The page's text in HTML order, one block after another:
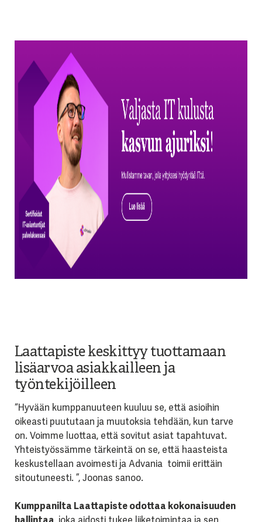
Laattapiste keskittyy tuottamaan
lisäarvoa asiakkailleen ja
työntekijöilleen
“Hyvään kumppanuuteen kuuluu se, että asioihin
oikeasti puututaan ja muutoksia tehdään, kun tarve
on. Voimme luottaa, että sovitut asiat tapahtuvat.
Yhteistyössämme tärkeintä on se, että haasteista
keskustellaan avoimesti ja Advania toimii erittäin
sitoutuneesti. ”, Joonas sanoo.
Kumppanilta Laattapiste odottaa kokonaisuuden